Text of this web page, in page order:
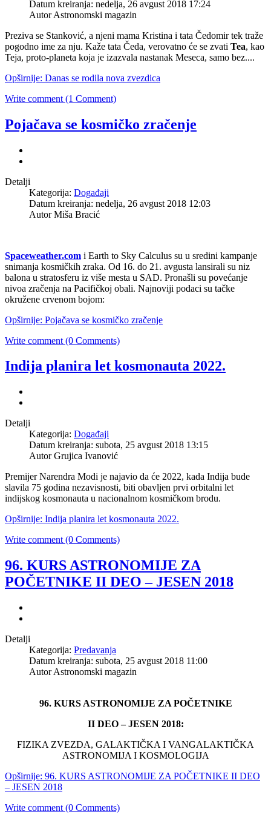
Datum kreiranja: nedelja, 26 avgust 2018 17:24
AutorAstronomski magazin
Preziva se Stanković, a njeni mama Kristina i tata Čedomir tek traže
pogodno ime za nju. Kaže tata Čeda, verovatno će se zvati Tea, kao
Teja, proto-planeta koja je izazvala nastanak Meseca, samo bez....
Opširnije: Danas se rodila nova zvezdica
Write comment (1 Comment)
Pojačava se kosmičko zračenje
Detalji
Kategorija: Događaji
Datum kreiranja: nedelja, 26 avgust 2018 12:03
AutorMiša Bracić
Spaceweather.com i Earth to Sky Calculus su u sredini kampanje
snimanja kosmičkih zraka. Od 16. do 21. avgusta lansirali su niz
balona u stratosferu iz više mesta u SAD. Pronašli su povećanje
nivoa zračenja na Pacifičkoj obali. Najnoviji podaci su tačke
okružene crvenom bojom:
Opširnije: Pojačava se kosmičko zračenje
Write comment (0 Comments)
Indija planira let kosmonauta 2022.
Detalji
Kategorija: Događaji
Datum kreiranja: subota, 25 avgust 2018 13:15
AutorGrujica Ivanović
Premijer Narendra Modi je najavio da će 2022, kada Indija bude
slavila 75 godina nezavisnosti, biti obavljen prvi orbitalni let
indijskog kosmonauta u nacionalnom kosmičkom brodu.
Opširnije: Indija planira let kosmonauta 2022.
Write comment (0 Comments)
96. KURS ASTRONOMIJE ZA
POČETNIKE II DEO – JESEN 2018
Detalji
Kategorija: Predavanja
Datum kreiranja: subota, 25 avgust 2018 11:00
AutorAstronomski magazin
96. KURS ASTRONOMIJE ZA POČETNIKE
II DEO – JESEN 2018:
FIZIKA ZVEZDA, GALAKTIČKA I VANGALAKTIČKA
ASTRONOMIJA I KOSMOLOGIJA
Opširnije: 96. KURS ASTRONOMIJE ZA POČETNIKE II DEO
– JESEN 2018
Write comment (0 Comments)